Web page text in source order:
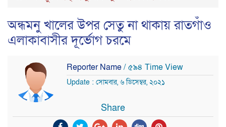
অন্ধমনু খালের উপর সেতু না থাকায় রাতগাঁও
এলাকাবাসীর দূর্ভোগ চরমে
Reporter Name/ ৫৯৪ Time View
Update : সোমবার, ৬ ডিসেম্বর, ২০২১
Share